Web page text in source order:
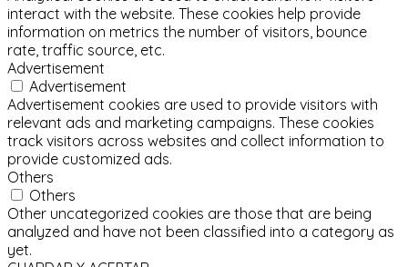
interact with the website. These cookies help provide
information on metrics the number of visitors, bounce
rate, traffic source, etc.
Advertisement
Advertisement
Advertisement cookies are used to provide visitors with
relevant ads and marketing campaigns. These cookies
track visitors across websites and collect information to
provide customized ads.
Others
Others
Other uncategorized cookies are those that are being
analyzed and have not been classified into a category as
yet.